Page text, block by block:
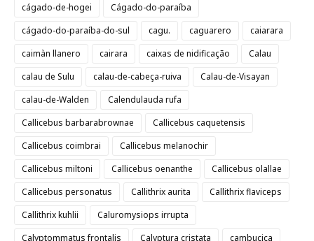
cágado-de-hogei
Cágado-do-paraíba
cágado-do-paraíba-do-sul
cagu. caguarero
caiarara
caimàn llanero
cairara caixas de nidificação
Calau
calau de Sulu
calau-de-cabeça-ruiva
Calau-de-Visayan
calau-de-Walden
Calendulauda rufa
Callicebus barbarabrownae
Callicebus caquetensis
Callicebus coimbrai
Callicebus melanochir
Callicebus miltoni
Callicebus oenanthe
Callicebus olallae
Callicebus personatus
Callithrix aurita
Callithrix flaviceps
Callithrix kuhlii
Caluromysiops irrupta
Calyptommatus frontalis
Calyptura cristata
cambucica